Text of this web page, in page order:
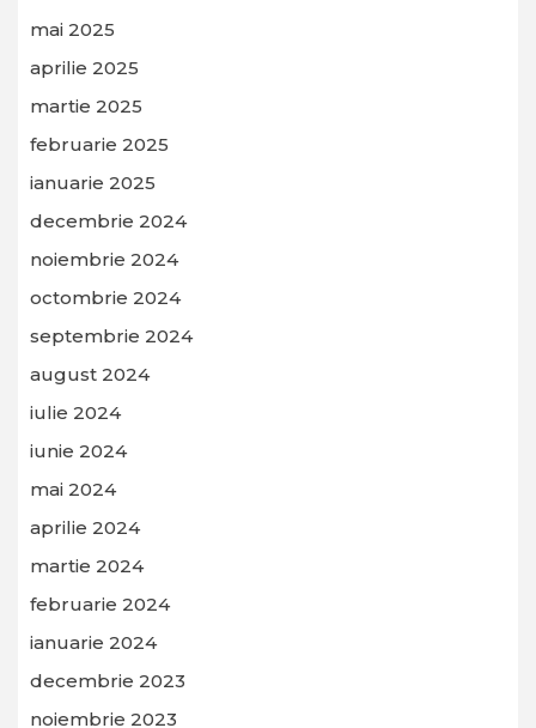
mai 2025
aprilie 2025
martie 2025
februarie 2025
ianuarie 2025
decembrie 2024
noiembrie 2024
octombrie 2024
septembrie 2024
august 2024
iulie 2024
iunie 2024
mai 2024
aprilie 2024
martie 2024
februarie 2024
ianuarie 2024
decembrie 2023
noiembrie 2023